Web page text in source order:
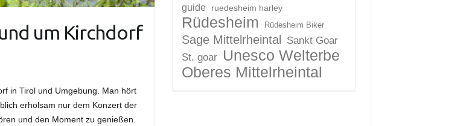
um Kirchdorf
in Tirol und Umgebung. Man hört
erholsam nur dem Konzert der
und den Moment zu genießen.
guide
ruedesheim harley
Rüdesheim Rüdesheim Biker
Sage Mittelrheintal Sankt Goar
St. goar Unesco Welterbe
Oberes Mittelrheintal